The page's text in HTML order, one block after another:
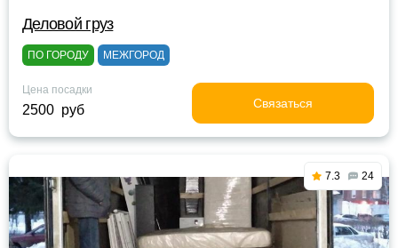
Деловой груз
ПО ГОРОДУ МЕЖГОРОД
Цена посадки
2500 руб Связаться
7.3 24